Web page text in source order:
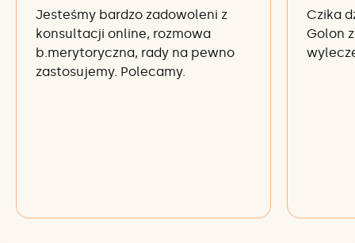
Jesteśmy bardzo zadowoleni z
konsultacji online, rozmowa
b.merytoryczna, rady na pewno
zastosujemy. Polecamy.
Czika
Golon